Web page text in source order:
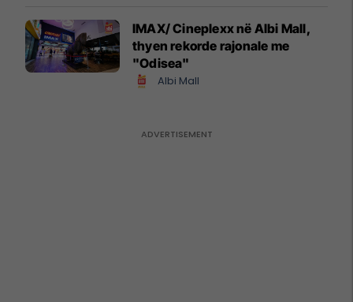
IMAX/ Cineplexx në Albi Mall,
thyen rekorde rajonale me
"Odisea"
Albi Mall